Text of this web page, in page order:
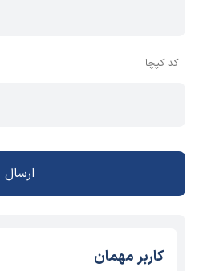
کد کپچا
ارسال
کاربر مهمان